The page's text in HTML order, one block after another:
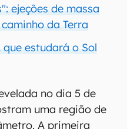
ejeções de massa
da Terra
estudará o Sol
no dia 5 de
uma região de
A primeira